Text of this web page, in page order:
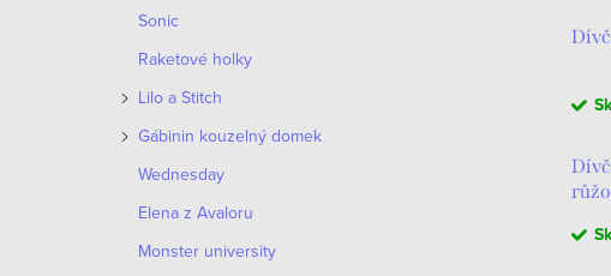
Sonic
Raketové holky
Lilo a Stitch
Gábinin kouzelný domek
Wednesday
Elena z Avaloru
Monster university